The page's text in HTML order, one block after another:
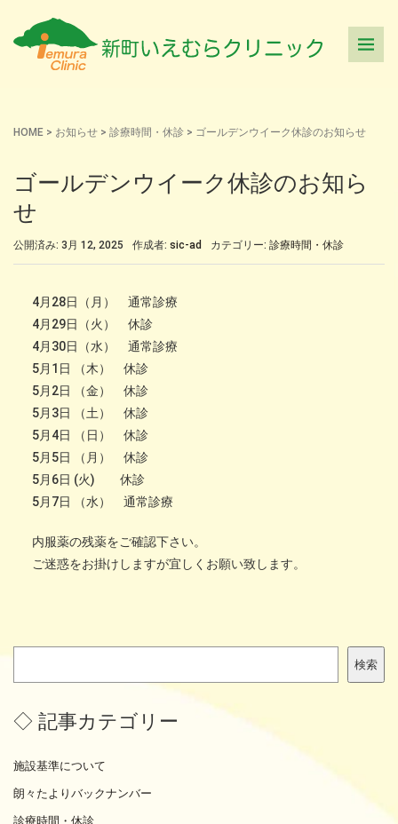
HOME > お知らせ > 診療時間・休診 > ゴールデンウイーク休診のお知らせ
ゴールデンウイーク休診のお知ら
せ
公開済み: 3月 12, 2025 作成者: sic-ad カテゴリー: 診療時間・休診
4月28日（月） 通常診療
4月29日（火） 休診
4月30日（水） 通常診療
5月1日 （木） 休診
5月2日 （金） 休診
5月3日 （土） 休診
5月4日 （日） 休診
5月5日 （月） 休診
5月6日 (火) 休診
5月7日 （水） 通常診療
内服薬の残薬をご確認下さい。
ご迷惑をお掛けしますが宜しくお願い致します。
検索
◇ 記事カテゴリー
施設基準について
朗々たよりバックナンバー
診療時間・休診